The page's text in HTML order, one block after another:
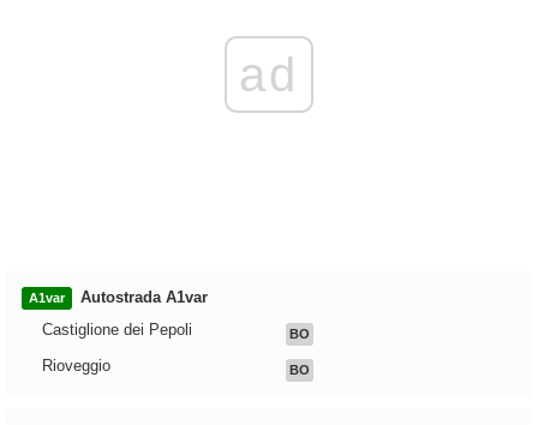
ad
A1var
Autostrada A1var
Castiglione dei Pepoli
BO
Rioveggio BO